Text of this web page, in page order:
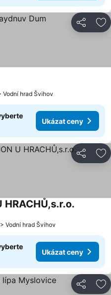
Sdílet
Vodní hrad Švihov
Ukázat ceny
Sdílet
HRACHŮ,s.r.o.
Vodní hrad Švihov
Ukázat ceny
Sdílet